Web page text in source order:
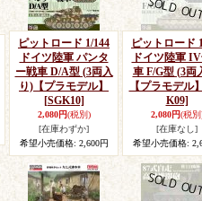
ピットロード 1/144
ドイツ陸軍 パンタ
ー戦車 D/A型 (3両入
り)【プラモデル】
[SGK10]
2,080円(税別)
[在庫わずか]
希望小売価格: 2,600円
ピットロード
ドイツ陸軍
車 F/G型 (3両
【プラモデル】
K09]
2,080円(税別
[在庫なし]
希望小売価格: